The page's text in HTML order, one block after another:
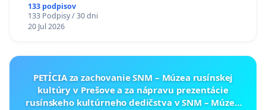
133 podpisov
133 Podpisy / 30 dni
20 Jul 2026
PETÍCIA za zachovanie SNM – Múzea rusínskej
kultúry v Prešove a za nápravu prezentácie
rusínskeho kultúrneho dedičstva v SNM – Múzeu